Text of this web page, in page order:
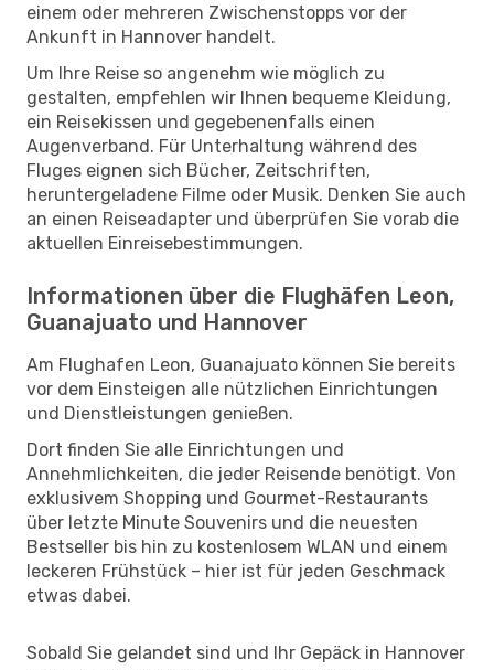
einem oder mehreren Zwischenstopps vor der
Ankunft in Hannover handelt.
Um Ihre Reise so angenehm wie möglich zu
gestalten, empfehlen wir Ihnen bequeme Kleidung,
ein Reisekissen und gegebenenfalls einen
Augenverband. Für Unterhaltung während des
Fluges eignen sich Bücher, Zeitschriften,
heruntergeladene Filme oder Musik. Denken Sie auch
an einen Reiseadapter und überprüfen Sie vorab die
aktuellen Einreisebestimmungen.
Informationen über die Flughäfen Leon,
Guanajuato und Hannover
Am Flughafen Leon, Guanajuato können Sie bereits
vor dem Einsteigen alle nützlichen Einrichtungen
und Dienstleistungen genießen.
Dort finden Sie alle Einrichtungen und
Annehmlichkeiten, die jeder Reisende benötigt. Von
exklusivem Shopping und Gourmet-Restaurants
über letzte Minute Souvenirs und die neuesten
Bestseller bis hin zu kostenlosem WLAN und einem
leckeren Frühstück – hier ist für jeden Geschmack
etwas dabei.
Sobald Sie gelandet sind und Ihr Gepäck in Hannover